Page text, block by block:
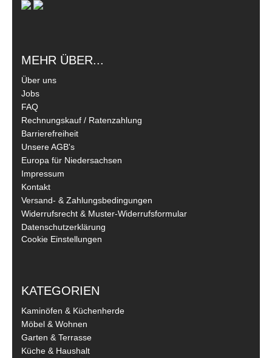
MEHR ÜBER...
Über uns
Jobs
FAQ
Rechnungskauf / Ratenzahlung
Barrierefreiheit
Unsere AGB's
Europa für Niedersachsen
Impressum
Kontakt
Versand- & Zahlungsbedingungen
Widerrufsrecht & Muster-Widerrufsformular
Datenschutzerklärung
Cookie Einstellungen
KATEGORIEN
Kaminöfen & Küchenherde
Möbel & Wohnen
Garten & Terrasse
Küche & Haushalt